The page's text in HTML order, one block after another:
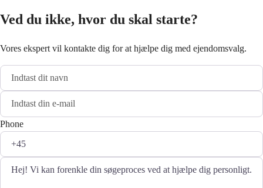
Ved du ikke, hvor du skal starte?
Vores ekspert vil kontakte dig for at hjælpe dig med ejendomsvalg.
Phone